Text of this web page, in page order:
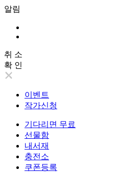
알림
취 소
확 인
이벤트
작가신청
기다리면 무료
선물함
내서재
충전소
쿠폰등록